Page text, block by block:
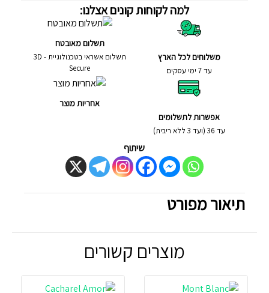
למה לקוחות קונים אצלנו:
משלוחים לכל הארץ
עד 7 ימי עסקים
תשלום מאובטח
תשלום אשראי בטכנולוגיית - 3D
Secure
אפשרות לתשלומים
עד 36 (ועד 3 ללא ריבית)
אחריות מוצר
שיתוף
תיאור מפורט
מוצרים קשורים